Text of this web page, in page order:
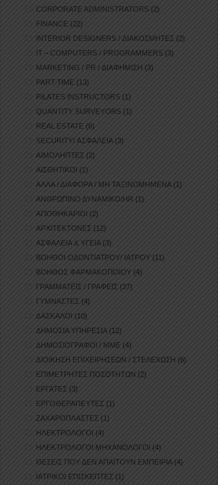
CORPORATE ADMINISTRATORS (2)
FINANCE (22)
INTERIOR DESIGNERS / ΔΙΑΚΟΣΜΗΤΕΣ (2)
IT – COMPUTERS / PROGRAMMERS (3)
MARKETING / PR / ΔΙΑΦΗΜΙΣΗ (3)
PART-TIME (13)
PILATES INSTRUCTORS (1)
QUANTITY SURVEYORS (1)
REAL ESTATE (6)
SECURITY/ ΑΣΦΑΛΕΙΑ(3)
ΑΙΜΟΛΗΠΤΕΣ (2)
ΑΙΣΘΗΤΙΚΟΙ (1)
ΑΛΛΑ / ΔΙΑΦΟΡΑ / ΜΗ ΤΑΞΙΝΟΜΗΜΕΝΑ(1)
ΑΝΘΡΩΠΙΝΟ ΔΥΝΑΜΙΚΟ/HR (1)
ΑΠΟΘΗΚΑΡΙΟΙ (2)
ΑΡΧΙΤΕΚΤΟΝΕΣ (12)
ΑΣΦΑΛΕΙΑ & ΥΓΕΙΑ (3)
ΒΟΗΘΟΙ ΟΔΟΝΤΙΑΤΡΟΥ/ ΙΑΤΡΟΥ (11)
ΒΟΗΘΟΣ ΦΑΡΜΑΚΟΠΟΙΟΥ (4)
ΓΡΑΜΜΑΤΕΙΣ / ΓΡΑΦΕΙΣ (37)
ΓΥΜΝΑΣΤΕΣ (4)
ΔΑΣΚΑΛΟΙ (10)
ΔΗΜΟΣΙΑ ΥΠΗΡΕΣΙΑ(12)
ΔΗΜΟΣΙΟΓΡΑΦΟΙ / ΜΜΕ (4)
ΔΙΟΙΚΗΣΗ ΕΠΙΧΕΙΡΗΣΕΩΝ / ΣΤΕΛΕΧΩΣΗ (6)
ΕΠΙΜΕΤΡΗΤΕΣ ΠΟΣΟΤΗΤΩΝ (2)
ΕΡΓΑΤΕΣ (3)
ΕΡΓΟΘΕΡΑΠΕΥΤΕΣ (1)
ΖΑΧΑΡΟΠΛΑΣΤΕΣ (1)
ΗΛΕΚΤΡΟΛΟΓΟΙ (4)
ΗΛΕΚΤΡΟΛΟΓΟΙ ΜΗΧΑΝΟΛΟΓΟΙ (4)
ΘΕΣΕΙΣ ΠΟΥ ΔΕΝ ΑΠΑΙΤΟΥΝ ΕΜΠΕΙΡΙΑ(4)
ΙΑΤΡΙΚΟΙ ΕΠΙΣΚΕΠΤΕΣ (1)